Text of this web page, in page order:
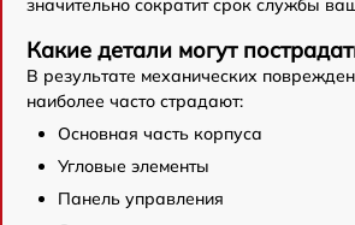
значительно сократит срок службы
Какие детали могут
В результате механических
наиболее часто страдают:
Основная часть корпуса
Угловые элементы
Панель управления